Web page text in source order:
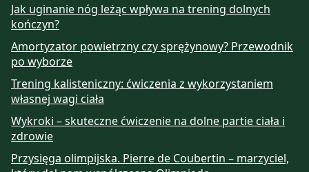
Jak uginanie nóg leżąc wpływa na trening dolnych
kończyn?
Amortyzator powietrzny czy sprężynowy? Przewodnik
po wyborze
Trening kalisteniczny: ćwiczenia z wykorzystaniem
własnej wagi ciała
Wykroki – skuteczne ćwiczenie na dolne partie ciała i
zdrowie
Przysięga olimpijska. Pierre de Coubertin – marzyciel,